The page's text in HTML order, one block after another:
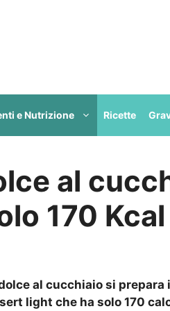
e Nutrizione Ricette
al
170 Kcal
al cucchiaio si
light che ha solo 170